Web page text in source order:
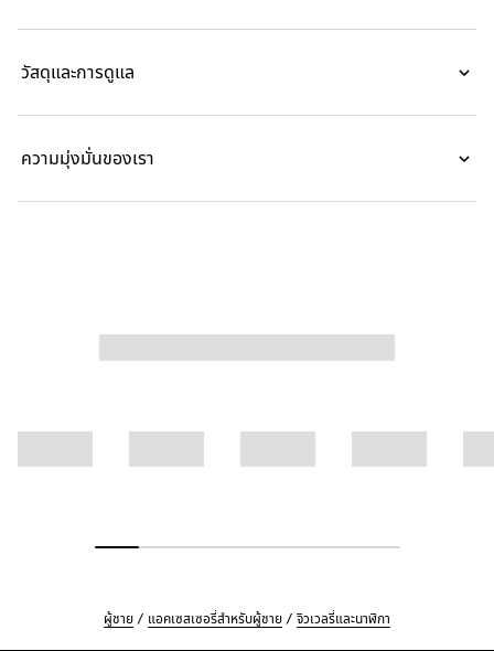
วัสดุและการดูแล
ความมุ่งมั่นของเรา
ผู้ชาย แอคเซสเซอรี่สำหรับผู้ชาย จิวเวลรี่และนาฬิกา